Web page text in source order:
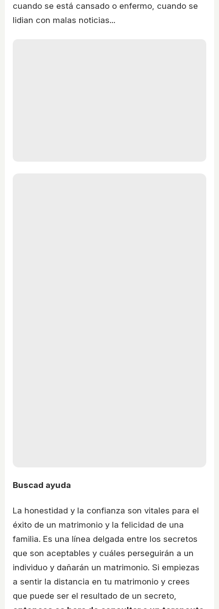
cuando se está cansado o enfermo, cuando se
lidian con malas noticias...
Buscad ayuda
La honestidad y la confianza son vitales para el
éxito de un matrimonio y la felicidad de una
familia. Es una línea delgada entre los secretos
que son aceptables y cuáles perseguirán a un
individuo y dañarán un matrimonio. Si empiezas
a sentir la distancia en tu matrimonio y crees
que puede ser el resultado de un secreto,